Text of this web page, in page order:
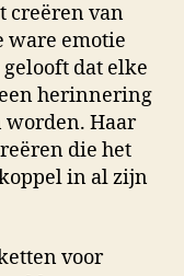
creëren van
ware emotie
dat elke
herinnering
worden. Haar
die het
in al zijn
voor